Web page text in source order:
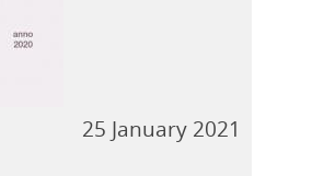
25 January 2021